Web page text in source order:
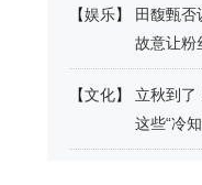
【娱乐】
田馥甄否
故意让粉
【文化】
立秋到了
这些“冷